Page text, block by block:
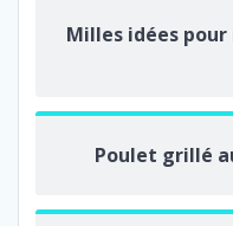
Milles idées
Poulet grillé